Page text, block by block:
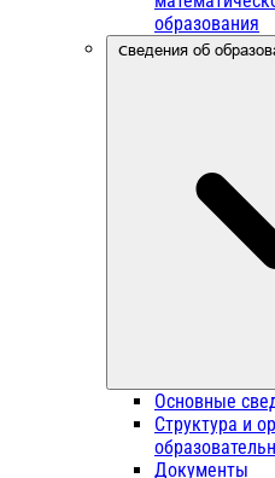
образования
Сведения об
Основные
Структура и
Документы